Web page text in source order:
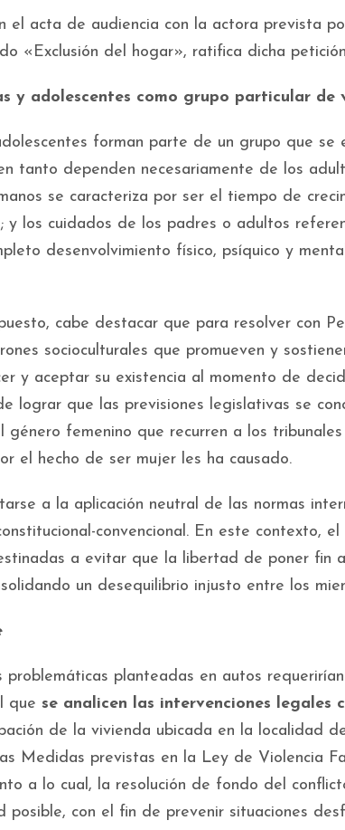
el acta de audiencia con la actora prevista
«Exclusión del hogar», ratifica dicha
y adolescentes como grupo particular de
forman parte de un grupo que se
tanto dependen necesariamente de los
se caracteriza por ser el tiempo de
y los cuidados de los padres o adultos
desenvolvimiento físico, psíquico y
cabe destacar que para resolver con
socioculturales que promueven y
y aceptar su existencia al momento de
lograr que las previsiones legislativas se
género femenino que recurren a los
el hecho de ser mujer les ha causado.
a la aplicación neutral de las normas
convencional. En este contexto,
a evitar que la libertad de poner fin
un desequilibrio injusto entre los
problemáticas planteadas en autos
que se analicen las intervenciones legales
de la vivienda ubicada en la localidad
Medidas previstas en la Ley de Violencia
a lo cual, la resolución de fondo del
posible, con el fin de prevenir situaciones